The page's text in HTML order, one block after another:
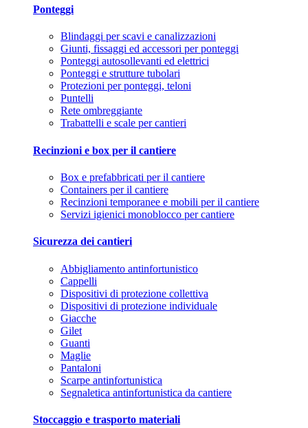
Ponteggi
Blindaggi per scavi e canalizzazioni
Giunti, fissaggi ed accessori per ponteggi
Ponteggi autosollevanti ed elettrici
Ponteggi e strutture tubolari
Protezioni per ponteggi, teloni
Puntelli
Rete ombreggiante
Trabattelli e scale per cantieri
Recinzioni e box per il cantiere
Box e prefabbricati per il cantiere
Containers per il cantiere
Recinzioni temporanee e mobili per il cantiere
Servizi igienici monoblocco per cantiere
Sicurezza dei cantieri
Abbigliamento antinfortunistico
Cappelli
Dispositivi di protezione collettiva
Dispositivi di protezione individuale
Giacche
Gilet
Guanti
Maglie
Pantaloni
Scarpe antinfortunistica
Segnaletica antinfortunistica da cantiere
Stoccaggio e trasporto materiali